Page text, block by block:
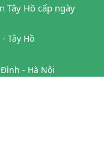
Tây Hồ cấp ngày
Tây Hồ
- Hà Nội